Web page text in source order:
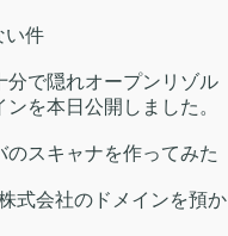
い件
分で隠れオープンリゾル
を本日公開しました。
のスキャナを作ってみた
式会社のドメインを預か